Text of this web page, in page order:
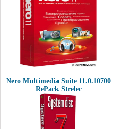
Nero Multimedia Suite 11.0.10700
RePack Strelec